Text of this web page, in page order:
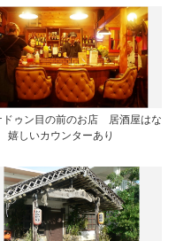
ドゥン目の前のお店 居酒屋はな
しいカウンターあり